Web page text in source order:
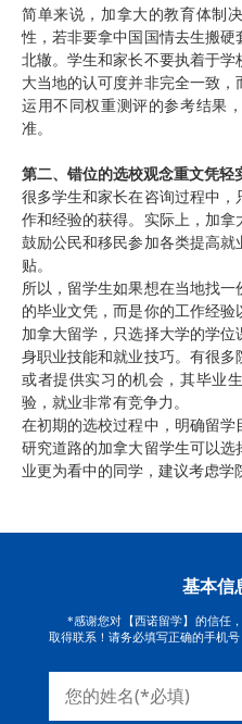
简单来说，加拿大的教育体制
性，若非要拿中国国情去生搬
北辙。学生和家长不要执着于
大当地的认可度并非完全一致
运用不同权重测评的参考结果
准。
第二、 错位的选校观念重文凭轻
很多学生和家长在咨询过程中
作和经验的获得。实际上，加拿
鼓励公民和移民参加各类提高
贴。
所以，留学生如果想在当地找
的毕业文凭，而是你的工作经
加拿大留学，只选择大学的学
身职业技能和就业技巧。有很
或者提供实习的机会，其毕业
验，就业非常有竞争力。
在初期的选校过程中，明确留
研究道路的加拿大留学生可以
业更为看中的同学，建议考虑学
基本信
*感谢您对【西诺留学】的信任
取得联系！请务必填写正确的手机